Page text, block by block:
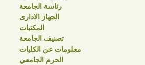
NAVIGATION
رئاسة الجامعة
الجهاز الادارى
المكتبات
تصنيف الجامعة
معلومات عن الكليات
الحرم الجامعي